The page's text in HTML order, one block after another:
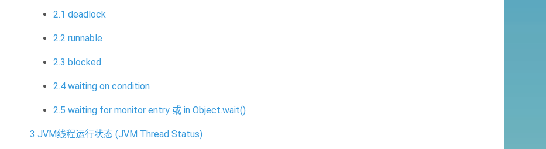
2.1 deadlock
2.2 runnable
2.3 blocked
2.4 waiting on condition
2.5 waiting for monitor entry 或 in Object.wait()
3 JVM线程运行状态 (JVM Thread Status)